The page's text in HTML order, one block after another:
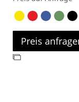
Preis
Zur